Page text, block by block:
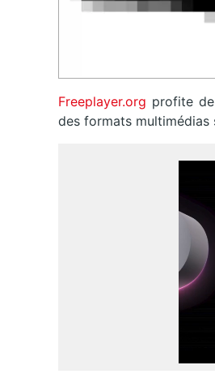
Freeplayer.org profite
des formats multimédias